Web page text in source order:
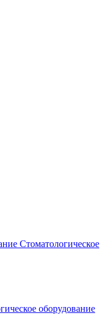
Стоматологическое
оборудование